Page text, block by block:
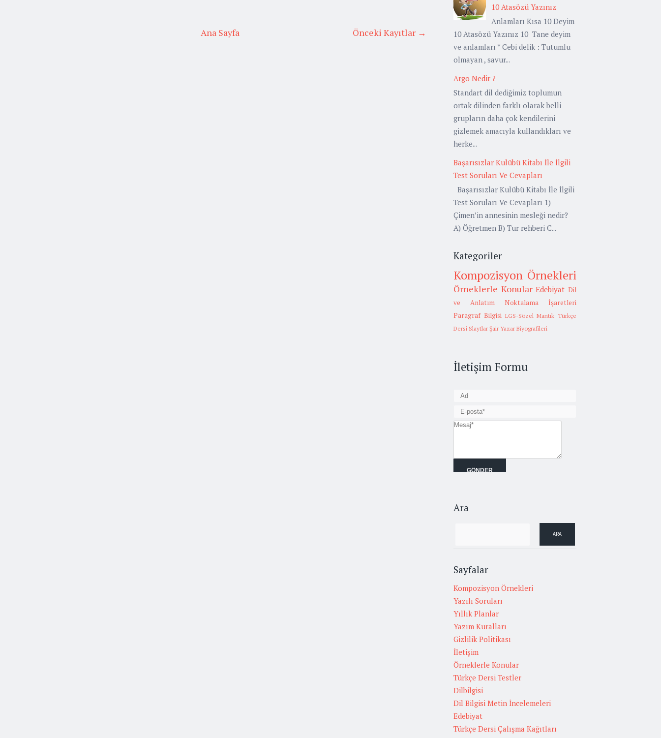
Önceki Kayıtlar →
Ana Sayfa
10 Atasözü Yazınız
Anlamları Kısa 10 Deyim
10 Atasözü Yazınız 10 Tane deyim
ve anlamları * Cebi delik : Tutumlu
olmayan , savur...
Argo Nedir ?
Standart dil dediğimiz toplumun
ortak dilinden farklı olarak belli
grupların daha çok kendilerini
gizlemek amacıyla kullandıkları ve
herke...
Başarısızlar Kulübü Kitabı İle İlgili
Test Soruları Ve Cevapları
Başarısızlar Kulübü Kitabı İle İlgili
Test Soruları Ve Cevapları 1)
Çimen’in annesinin mesleği nedir?
A) Öğretmen B) Tur rehberi C...
Kategoriler
Kompozisyon Örnekleri
Örneklerle Konular Edebiyat Dil
ve Anlatım
Noktalama İşaretleri
Paragraf Bilgisi LGS-Sözel Mantık Türkçe
Dersi Slaytlar Şair Yazar Biyografileri
İletişim Formu
Ara
Sayfalar
Kompozisyon Örnekleri
Yazılı Soruları
Yıllık Planlar
Yazım Kuralları
Gizlilik Politikası
İletişim
Örneklerle Konular
Türkçe Dersi Testler
Dilbilgisi
Dil Bilgisi Metin İncelemeleri
Edebiyat
Türkçe Dersi Çalışma Kağıtları